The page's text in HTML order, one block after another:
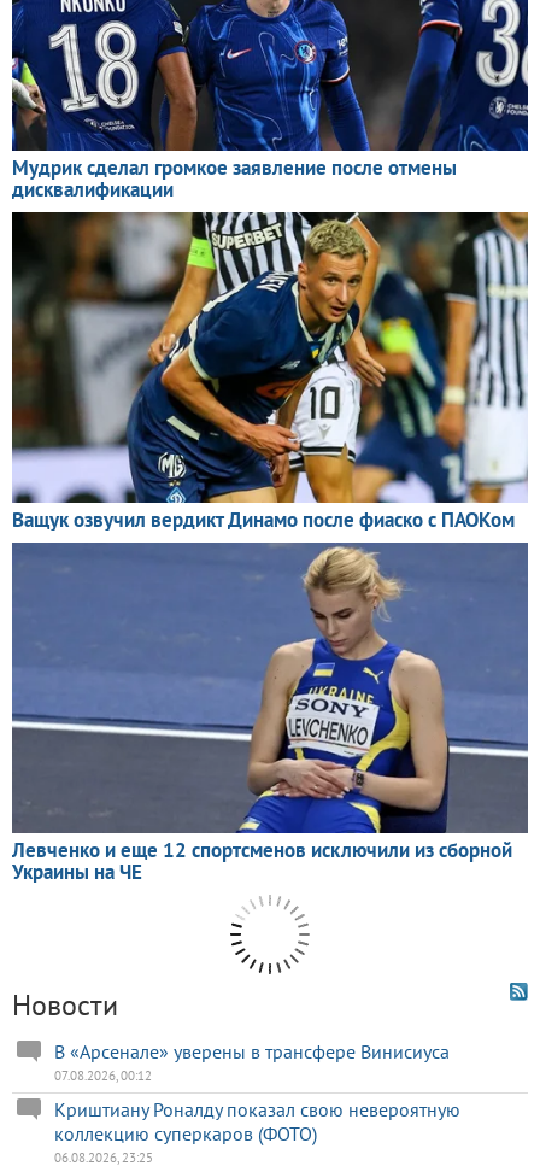
Новости
В «Арсенале» уверены в трансфере Винисиуса
07.08.2026, 00:12
Криштиану Роналду показал свою невероятную
коллекцию суперкаров (ФОТО)
06.08.2026, 23:25